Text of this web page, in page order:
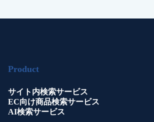
Product
サイト内検索サービス
EC向け商品検索サービス
AI検索サービス